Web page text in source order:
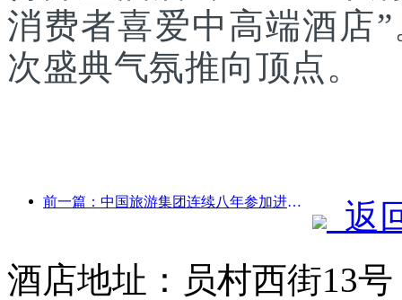
消费者喜爱中高端酒店
次盛典气氛推向顶点。
前一篇：中国旅游集团连续八年参加进博会，集中签约超10亿美元
返
酒店地址：员村西街13